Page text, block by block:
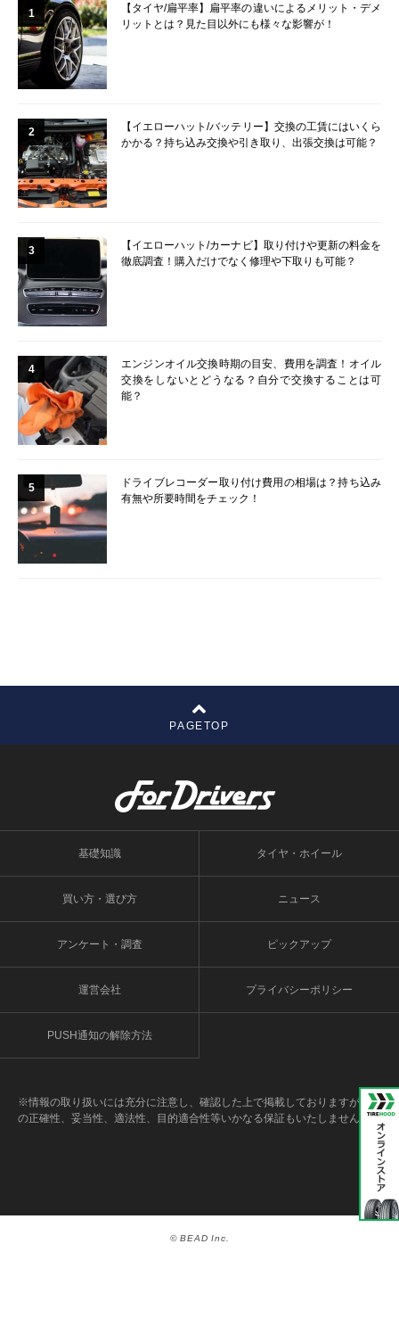
1
【タイヤ/扁平率】扁平率の違いによるメリット・デメ
リットとは？見た目以外にも様々な影響が！
2
【イエローハット/バッテリー】交換の工賃にはいくら
かかる？持ち込み交換や引き取り、出張交換は可能？
3
【イエローハット/カーナビ】取り付けや更新の料金を
徹底調査！購入だけでなく修理や下取りも可能？
4
エンジンオイル交換時期の目安、費用を調査！オイル
交換をしないとどうなる？自分で交換することは可
能？
5
ドライブレコーダー取り付け費用の相場は？持ち込み
有無や所要時間をチェック！
PAGETOP
基礎知識 タイヤ・ホイール
買い方・選び方 ニュース
アンケート・調査 ピックアップ
運営会社 プライバシーポリシー
PUSH通知の解除方法
※情報の取り扱いには充分に注意し、確認した上で掲載しておりますが、そ
の正確性、妥当性、適法性、目的適合性等いかなる保証もいたしません。
© BEAD Inc.